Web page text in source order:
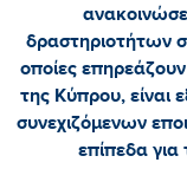
δραστηριοτήτων
οποίες
της Κύπρου, είναι
συνεχιζόμενων
επίπεδα